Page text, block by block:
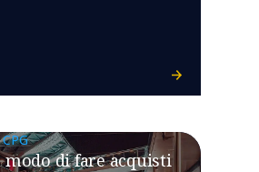
modo di fare acquisti